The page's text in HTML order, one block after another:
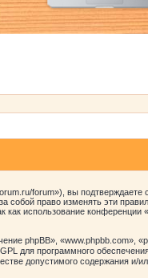
forum»), вы подтверждаете
право изменять эти
использование конференции
phpBB», «www.phpbb.com»,
для программного
допустимого содержания и/